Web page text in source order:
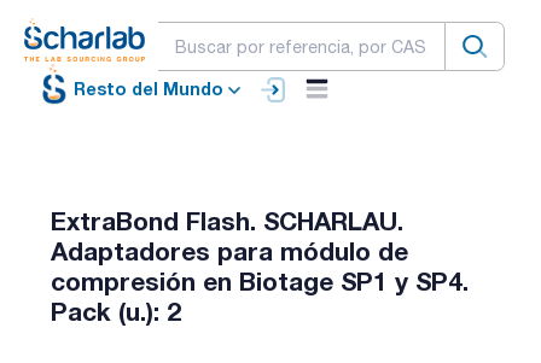
Resto del Mundo
ExtraBond Flash. SCHARLAU.
Adaptadores para módulo de
compresión en Biotage SP1 y SP4.
Pack (u.): 2